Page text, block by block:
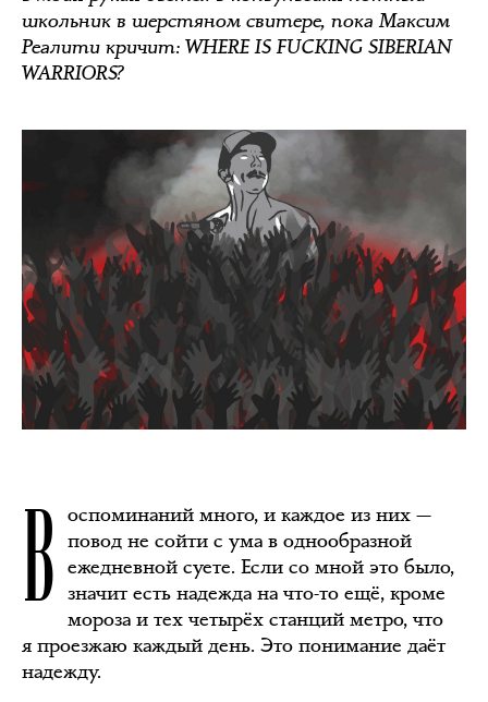
школьник в шерстяном свитере, пока Максим
Реалити кричит: WHERE IS FUCKING SIBERIAN
WARRIORS?
В оспоминаний много, и каждое из них —
повод не сойти с ума в однообразной
ежедневной суете. Если со мной это было,
значит есть надежда на что-то ещё, кроме
мороза и тех четырёх станций метро, что
я проезжаю каждый день. Это понимание даёт
надежду.